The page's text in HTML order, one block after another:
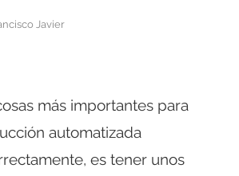
Javier
más importantes para
automatizada
es tener unos